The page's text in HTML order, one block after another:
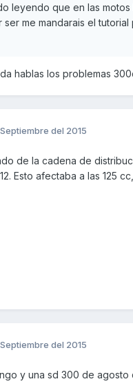
leyendo que en las
me mandarais el
hablas los problemas
del 2015
de la cadena de
Esto afectaba a las 125
del 2015
y una sd 300 de agosto